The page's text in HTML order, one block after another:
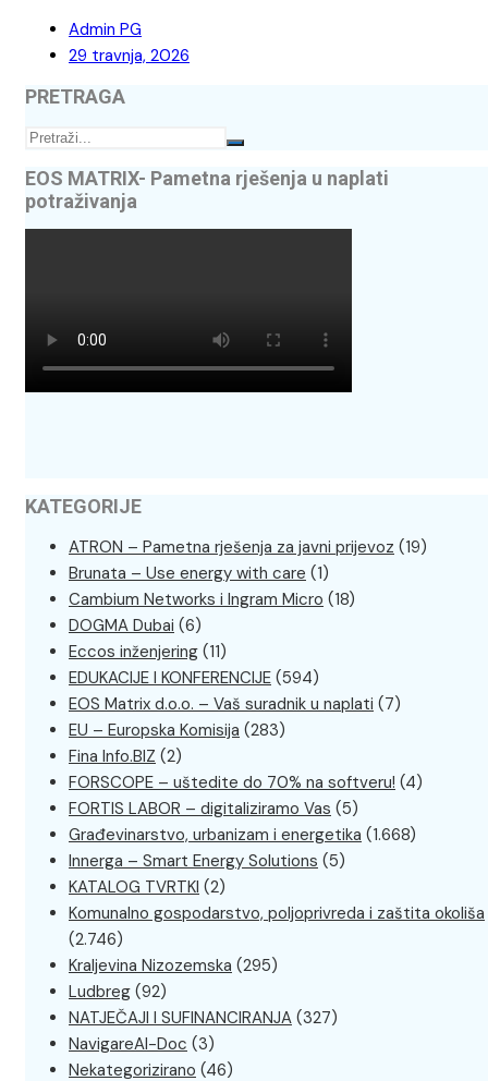
Admin PG
29 travnja, 2026
PRETRAGA
EOS MATRIX- Pametna rješenja u naplati
potraživanja
KATEGORIJE
ATRON – Pametna rješenja za javni prijevoz (19)
Brunata – Use energy with care (1)
Cambium Networks i Ingram Micro (18)
DOGMA Dubai (6)
Eccos inženjering (11)
EDUKACIJE I KONFERENCIJE (594)
EOS Matrix d.o.o. – Vaš suradnik u naplati (7)
EU – Europska Komisija (283)
Fina Info.BIZ (2)
FORSCOPE – uštedite do 70% na softveru! (4)
FORTIS LABOR – digitaliziramo Vas (5)
Građevinarstvo, urbanizam i energetika (1.668)
Innerga – Smart Energy Solutions (5)
KATALOG TVRTKI (2)
Komunalno gospodarstvo, poljoprivreda i zaštita okoliša
(2.746)
Kraljevina Nizozemska (295)
Ludbreg (92)
NATJEČAJI I SUFINANCIRANJA (327)
NavigareAI-Doc (3)
Nekategorizirano (46)